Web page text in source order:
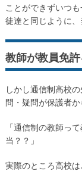
ことができずいつ
徒達と同じように、
教師が教員免
しかし通信制高校
問・疑問が保護者か
「通信制の教師っ
当？？」
実際のところ高校は